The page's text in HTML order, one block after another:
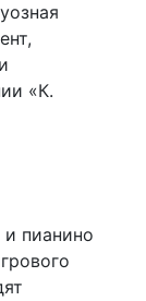
«К.
пианино